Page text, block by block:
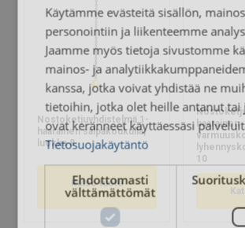
Nostoketjuyhdistelmä 1-
haarainen salpakoukulla,
luokka 8
Katso tuote
haarainen
10
Käytämme evästeitä sisällön,
personointiin ja liikenteemme
Jaamme myös tietoja sivustomme
mainos- ja
kanssa, jotka voivat yhdistää ne
tietoihin, jotka olet heille antanut tai
ovat keränneet käyttäessäsi
Tietosuojakäytäntö
Ehdottomasti
välttämättömät